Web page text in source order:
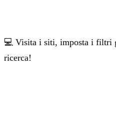
💻 Visita i siti, imposta i filtri
ricerca!